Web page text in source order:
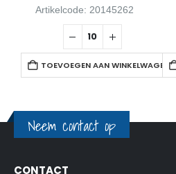
Artikelcode: 20145262
TOEVOEGEN AAN WINKELWAGEN
Neem contact op
CONTACT